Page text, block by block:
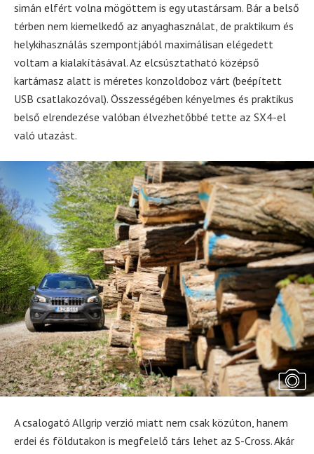
simán elfért volna mögöttem is egy utastársam. Bár a belső
térben nem kiemelkedő az anyaghasználat, de praktikum és
helykihasználás szempontjából maximálisan elégedett
voltam a kialakításával. Az elcsúsztatható középső
kartámasz alatt is méretes konzoldoboz várt (beépített
USB csatlakozóval). Összességében kényelmes és praktikus
belső elrendezése valóban élvezhetőbbé tette az SX4-el
való utazást.
A csalogató Allgrip verzió miatt nem csak közúton, hanem
erdei és földutakon is megfelelő társ lehet az S-Cross. Akár